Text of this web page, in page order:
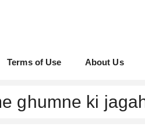
Terms of Use About Us
ghumne ki